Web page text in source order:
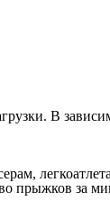
В
прыжков за